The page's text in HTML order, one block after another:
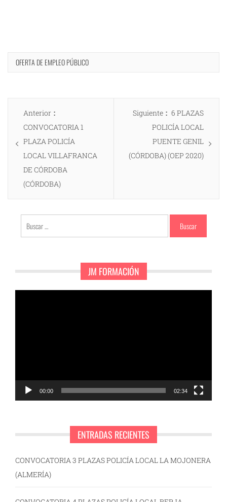
OFERTA DE EMPLEO PÚBLICO
Navegación
entradas
Anterior
anterior:
CONVOCATORIA 1
PLAZA POLICÍA
LOCAL VILLAFRANCA
DE CÓRDOBA
(CÓRDOBA)
Siguiente
Entrada
siguiente:
6 PLAZAS
POLICÍA LOCAL
PUENTE GENIL
(CÓRDOBA) (OEP 2020)
Buscar:
JM FORMACIÓN
00:00 02:34
ENTRADAS RECIENTES
CONVOCATORIA 3 PLAZAS POLICÍA LOCAL LA MOJONERA
(ALMERÍA)